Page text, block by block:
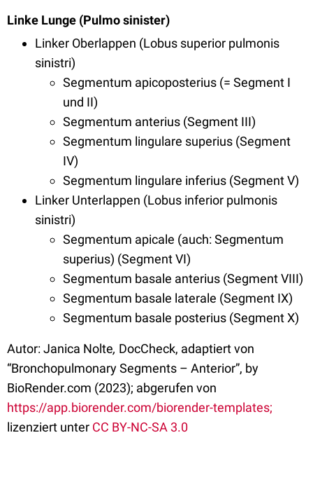
Linke Lunge (Pulmo sinister)
Linker Oberlappen (Lobus superior pulmonis
sinistri)
Segmentum apicoposterius (= Segment I
und II)
Segmentum anterius (Segment III)
Segmentum lingulare superius (Segment
IV)
Segmentum lingulare inferius (Segment V)
Linker Unterlappen (Lobus inferior pulmonis
sinistri)
Segmentum apicale (auch: Segmentum
superius) (Segment VI)
Segmentum basale anterius (Segment VIII)
Segmentum basale laterale (Segment IX)
Segmentum basale posterius (Segment X)
Autor: Janica Nolte, DocCheck, adaptiert von
“Bronchopulmonary Segments – Anterior”, by
BioRender.com (2023); abgerufen von
https://app.biorender.com/biorender-templates;
lizenziert unter CC BY-NC-SA 3.0